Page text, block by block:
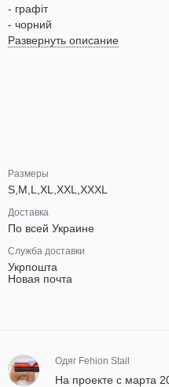
- графіт
- чорний
Развернуть описание
Размеры
S,M,L,XL,XXL,XXXL
Доставка
По всей Украине
Служба доставки
Укрпошта
Новая почта
Одяг Fehion Stail
На проекте с марта